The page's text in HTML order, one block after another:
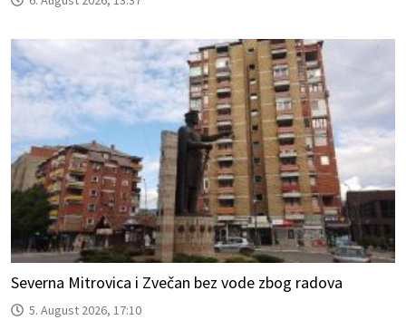
Severna Mitrovica i Zvečan bez vode zbog radova
5. August 2026, 17:10